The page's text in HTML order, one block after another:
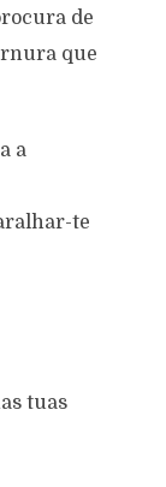
de
que
a
te
tuas